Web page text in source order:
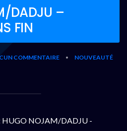
DADJU –
FIN
COMMENTAIRE •
NOUVEAUTÉ
HUGO NOJAM/DADJU -